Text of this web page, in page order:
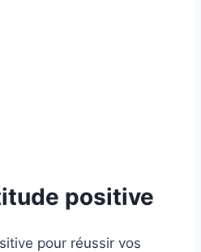
positive
pour réussir vos